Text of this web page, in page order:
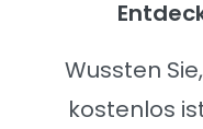
Wussten
kostenlos